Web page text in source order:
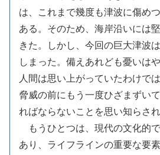
は、これまで幾度も津波に傷め
ある。そのため、海岸沿いには
きた。しかし、今回の巨大津波
しまった。備えあれども憂いは
人間は思い上がっていたわけで
脅威の前にもう一度ひざまずい
ればならないことを思い知らされ
もうひとつは、現代の文化的
あり、ライフラインの重要な要